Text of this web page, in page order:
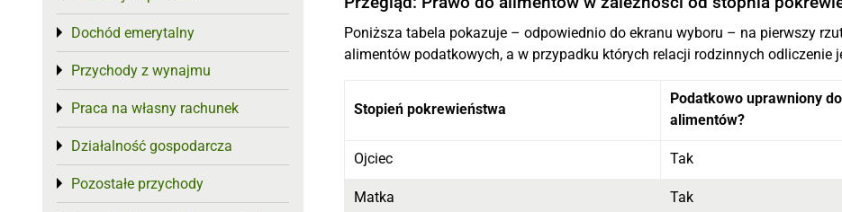
Poniższa tabela pokazuje – odpowiednio do ekranu wyboru – na pierwszy
alimentów podatkowych, a w przypadku których relacji rodzinnych odliczenie
Stopień pokrewieństwa
Podatkowo uprawniony do
alimentów?
Ojciec Tak
Matka Tak
Dochód emerytalny
Toggle menu
Przychody z wynajmu
Toggle menu
Praca na własny rachunek
Toggle menu
Działalność gospodarcza
Toggle menu
Pozostałe przychody
Toggle menu